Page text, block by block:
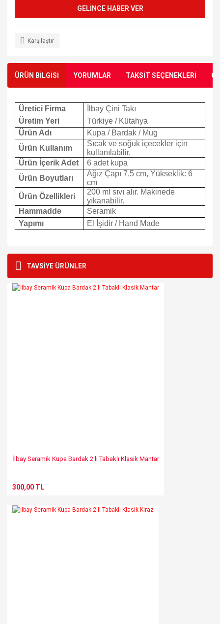
GELİNCE HABER VER
Karşılaştır
ÜRÜN BİLGİSİ YORUMLAR TAKSİT SEÇENEKLERİ
Üretici Firma
İlbay Çini Takı
Üretim Yeri
Türkiye / Kütahya
Ürün Adı
Kupa / Bardak / Mug
Ürün Kullanım
Sıcak ve soğuk içecekler için
kullanılabilir.
Ürün İçerik Adet
6 adet kupa
Ürün Boyutları
Ağız Çapı 7,5 cm, Yükseklik: 6
cm
Ürün Özellikleri
200 ml sıvı alır. Makinede
yıkanabilir.
Hammadde
Seramik
Yapımı
El İşidir / Hand Made
Bu ürüne ilk yorumu siz yapın!
kullanarak tarafımıza iletebilirsiniz.
Görüş ve önerileriniz için teşekkür ederiz.
TAVSİYE ÜRÜNLER
İlbay Seramik Kupa Bardak 2 li Tabaklı Klasik Mantar
300,00 TL